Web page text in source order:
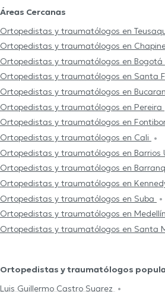
Áreas Cercanas
Ortopedistas y traumatólogos en
Ortopedistas y traumatólogos en
Ortopedistas y traumatólogos en Bogotá
Ortopedistas y traumatólogos en Santa
Ortopedistas y traumatólogos en
Ortopedistas y traumatólogos en Pereira
Ortopedistas y traumatólogos en
Ortopedistas y traumatólogos en Cali
Ortopedistas y traumatólogos en Barrios
Ortopedistas y traumatólogos en
Ortopedistas y traumatólogos en
Ortopedistas y traumatólogos en Suba
Ortopedistas y traumatólogos en Medellín
Ortopedistas y traumatólogos en Santa
Ortopedistas y traumatólogos
Luis Guillermo Castro Suarez